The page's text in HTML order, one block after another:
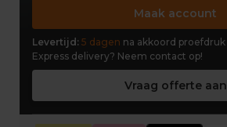
Maak account
Levertijd: 5 dagen na akkoord proefdruk
Express delivery? Neem contact op!
Vraag offerte aan